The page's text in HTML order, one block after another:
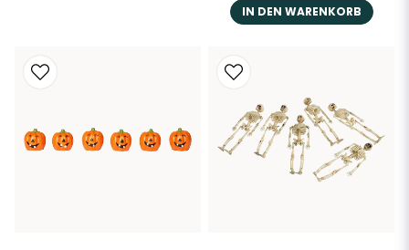
IN DEN WARENKORB